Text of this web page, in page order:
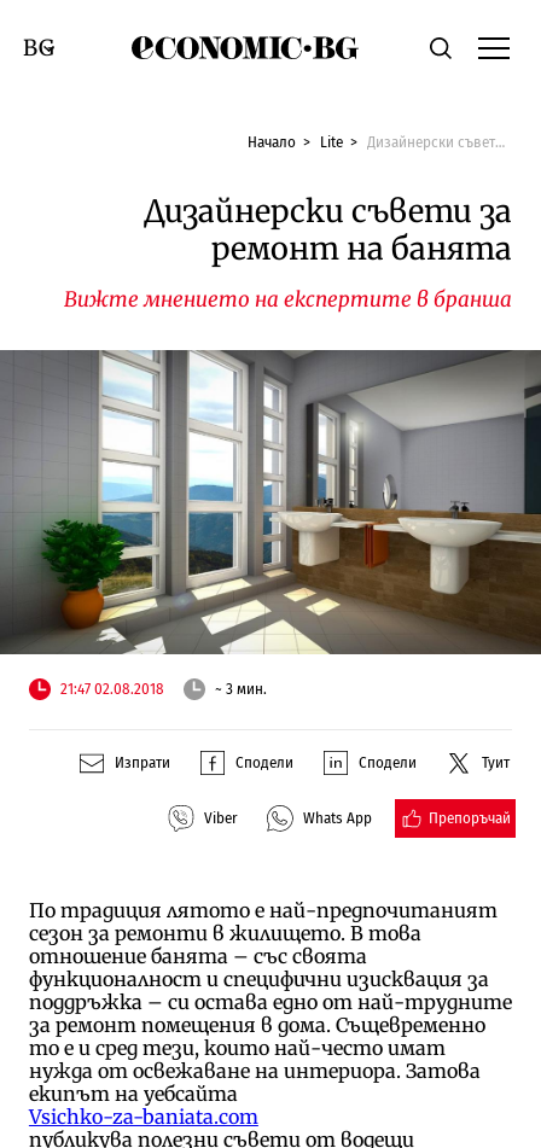
Economic.bgТърсене
Смяна на език
Начало Lite Дизайнерски съвети за ремонт на банята
Дизайнерски съвети за
ремонт на банята
Вижте мнението на експертите в бранша
21:47 02.08.2018 ~ 3 мин.
Изпрати Сподели Сподели Туит
Viber Whats App Препоръчай
По традиция лятото е най-предпочитаният
сезон за ремонти в жилището. В това
отношение банята – със своята
функционалност и специфични изисквация за
поддръжка – си остава едно от най-трудните
за ремонт помещения в дома. Същевременно
то е и сред тези, които най-често имат
нужда от освежаване на интериора. Затова
екипът на уебсайта
Vsichko-za-baniata.com
публикува полезни съвети от водещи